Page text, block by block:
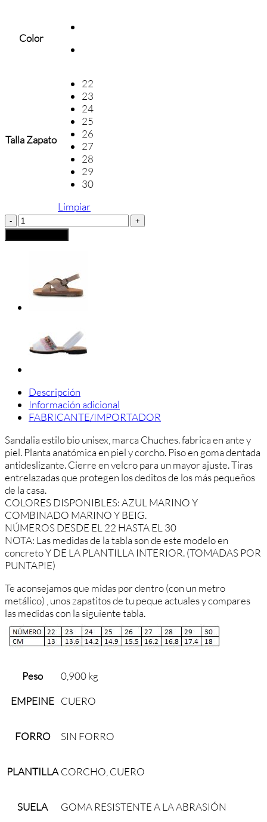
Color
Talla Zapato
22
23
24
25
26
27
28
29
30
Limpiar
SANDALIA
BIO
CHUCHES
Descripción
Información adicional
FABRICANTE/IMPORTADOR
Sandalia estilo bio unisex, marca Chuches. fabrica en ante y
piel. Planta anatómica en piel y corcho. Piso en goma dentada
antideslizante. Cierre en velcro para un mayor ajuste. Tiras
entrelazadas que protegen los deditos de los más pequeños
de la casa.
COLORES DISPONIBLES: AZUL MARINO Y
COMBINADO MARINO Y BEIG.
NÚMEROS DESDE EL 22 HASTA EL 30
NOTA: Las medidas de la tabla son de este modelo en
concreto Y DE LA PLANTILLA INTERIOR. (TOMADAS POR
PUNTAPIE)
Te aconsejamos que midas por dentro (con un metro
metálico) , unos zapatitos de tu peque actuales y compares
las medidas con la siguiente tabla.
Peso
0,900 kg
EMPEINE CUERO
FORRO SIN FORRO
PLANTILLA CORCHO, CUERO
SUELA GOMA RESISTENTE A LA ABRASIÓN